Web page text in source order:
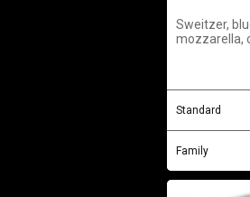
Sweitzer,
mozzarella,
Standard
Family